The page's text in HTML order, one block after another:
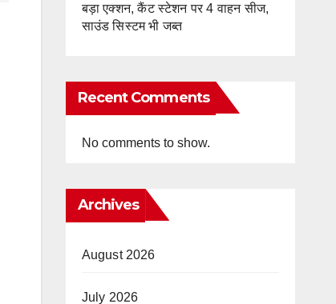
बड़ा एक्शन, कैंट स्टेशन पर 4 वाहन सीज,
साउंड सिस्टम भी जब्त
Recent Comments
No comments to show.
Archives
August 2026
July 2026